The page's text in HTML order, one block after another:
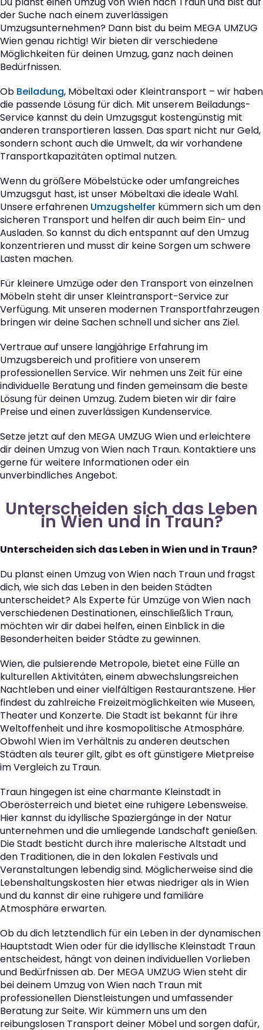
der Suche nach einem zuverlässigen
Umzugsunternehmen? Dann bist du beim MEGA UMZUG
Wien genau richtig! Wir bieten dir verschiedene
Möglichkeiten für deinen Umzug, ganz nach deinen
Bedürfnissen.
Ob Beiladung, Möbeltaxi oder Kleintransport – wir haben
die passende Lösung für dich. Mit unserem Beiladungs-
Service kannst du dein Umzugsgut kostengünstig mit
anderen transportieren lassen. Das spart nicht nur Geld,
sondern schont auch die Umwelt, da wir vorhandene
Transportkapazitäten optimal nutzen.
Wenn du größere Möbelstücke oder umfangreiches
Umzugsgut hast, ist unser Möbeltaxi die ideale Wahl.
Unsere erfahrenen Umzugshelfer kümmern sich um den
sicheren Transport und helfen dir auch beim Ein- und
Ausladen. So kannst du dich entspannt auf den Umzug
konzentrieren und musst dir keine Sorgen um schwere
Lasten machen.
Für kleinere Umzüge oder den Transport von einzelnen
Möbeln steht dir unser Kleintransport-Service zur
Verfügung. Mit unseren modernen Transportfahrzeugen
bringen wir deine Sachen schnell und sicher ans Ziel.
Vertraue auf unsere langjährige Erfahrung im
Umzugsbereich und profitiere von unserem
professionellen Service. Wir nehmen uns Zeit für eine
individuelle Beratung und finden gemeinsam die beste
Lösung für deinen Umzug. Zudem bieten wir dir faire
Preise und einen zuverlässigen Kundenservice.
Setze jetzt auf den MEGA UMZUG Wien und erleichtere
dir deinen Umzug von Wien nach Traun. Kontaktiere uns
gerne für weitere Informationen oder ein
unverbindliches Angebot.
Unterscheiden sich das Leben
in Wien und in Traun?
Unterscheiden sich das Leben in Wien und in Traun?
Du planst einen Umzug von Wien nach Traun und fragst
dich, wie sich das Leben in den beiden Städten
unterscheidet? Als Experte für Umzüge von Wien nach
verschiedenen Destinationen, einschließlich Traun,
möchten wir dir dabei helfen, einen Einblick in die
Besonderheiten beider Städte zu gewinnen.
Wien, die pulsierende Metropole, bietet eine Fülle an
kulturellen Aktivitäten, einem abwechslungsreichen
Nachtleben und einer vielfältigen Restaurantszene. Hier
findest du zahlreiche Freizeitmöglichkeiten wie Museen,
Theater und Konzerte. Die Stadt ist bekannt für ihre
Weltoffenheit und ihre kosmopolitische Atmosphäre.
Obwohl Wien im Verhältnis zu anderen deutschen
Städten als teurer gilt, gibt es oft günstigere Mietpreise
im Vergleich zu Traun.
Traun hingegen ist eine charmante Kleinstadt in
Oberösterreich und bietet eine ruhigere Lebensweise.
Hier kannst du idyllische Spaziergänge in der Natur
unternehmen und die umliegende Landschaft genießen.
Die Stadt besticht durch ihre malerische Altstadt und
den Traditionen, die in den lokalen Festivals und
Veranstaltungen lebendig sind. Möglicherweise sind die
Lebenshaltungskosten hier etwas niedriger als in Wien
und du kannst dir eine ruhigere und familiäre
Atmosphäre erwarten.
Ob du dich letztendlich für ein Leben in der dynamischen
Hauptstadt Wien oder für die idyllische Kleinstadt Traun
entscheidest, hängt von deinen individuellen Vorlieben
und Bedürfnissen ab. Der MEGA UMZUG Wien steht dir
bei deinem Umzug von Wien nach Traun mit
professionellen Dienstleistungen und umfassender
Beratung zur Seite. Wir kümmern uns um den
reibungslosen Transport deiner Möbel und sorgen dafür,